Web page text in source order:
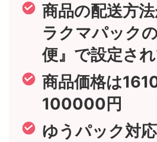
商品の配送方
ラクマパック
便』で設定さ
商品価格は
100000円
ゆうパック対